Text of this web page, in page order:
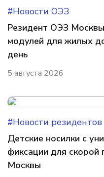
#Новости ОЭЗ
Резидент ОЭЗ
модулей для жилых
день
5 августа 2026
#Новости резидентов
Детские носилки с
фиксации для
Москвы